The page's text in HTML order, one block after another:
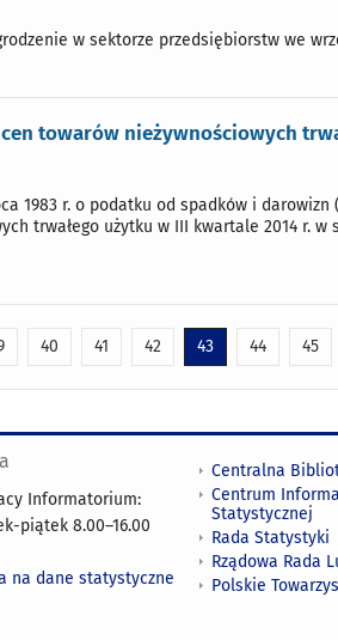
w sektorze przedsiębiorstw we
towarów nieżywnościowych
1983 r. o podatku od spadków i darowizn
trwałego użytku w III kwartale 2014 r. w
40 41 42 43 44 45
Informatorium:
piątek 8.00–16.00
na dane statystyczne
Centralna
Centrum
Statystycznej
Rada Statystyki
Rządowa Rada
Polskie